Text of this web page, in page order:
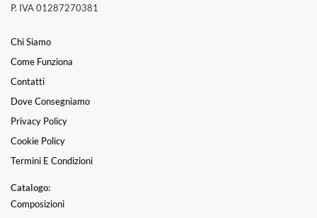
P. IVA 01287270381
Chi Siamo
Come Funziona
Contatti
Dove Consegniamo
Privacy Policy
Cookie Policy
Termini E Condizioni
Catalogo:
Composizioni